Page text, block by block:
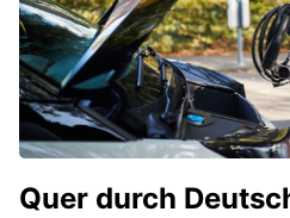
Quer durch